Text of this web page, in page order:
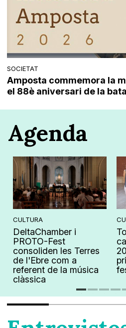
SOCIETAT
Amposta commemora la
el 88è aniversari de la
Agenda
CULTURA
DeltaChamber i
PROTO-Fest
consoliden les Terres
de l'Ebre com a
referent de la música
clàssica